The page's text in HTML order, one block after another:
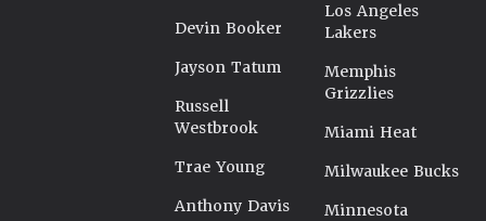
Devin Booker
Jayson Tatum
Russell
Westbrook
Trae Young
Anthony Davis
Los Angeles
Lakers
Memphis
Grizzlies
Miami Heat
Milwaukee Bucks
Minnesota